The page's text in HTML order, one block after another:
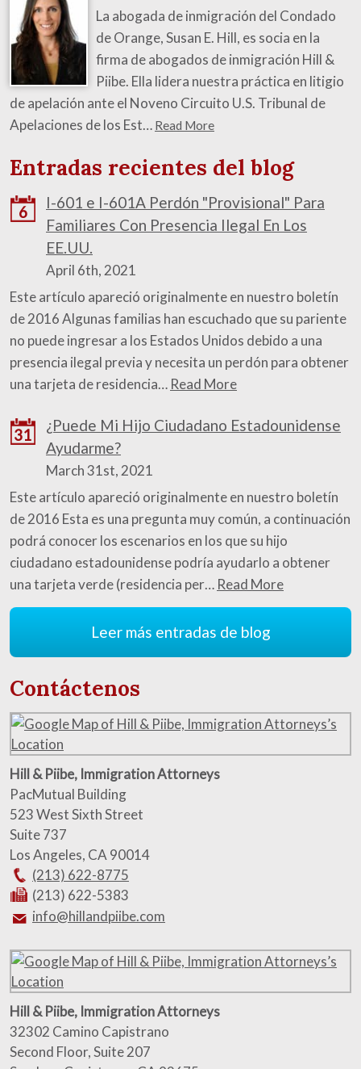
La abogada de inmigración del Condado
de Orange, Susan E. Hill, es socia en la
firma de abogados de inmigración Hill &
Piibe. Ella lidera nuestra práctica en litigio
de apelación ante el Noveno Circuito U.S. Tribunal de
Apelaciones de los Est… Read More
Entradas recientes del blog
6
I-601 e I-601A Perdón "Provisional" Para
Familiares Con Presencia Ilegal En Los
EE.UU.
April 6th, 2021
Este artículo apareció originalmente en nuestro boletín
de 2016 Algunas familias han escuchado que su pariente
no puede ingresar a los Estados Unidos debido a una
presencia ilegal previa y necesita un perdón para obtener
una tarjeta de residencia… Read More
31
¿Puede Mi Hijo Ciudadano Estadounidense
Ayudarme?
March 31st, 2021
Este artículo apareció originalmente en nuestro boletín
de 2016 Esta es una pregunta muy común, a continuación
podrá conocer los escenarios en los que su hijo
ciudadano estadounidense podría ayudarlo a obtener
una tarjeta verde (residencia per… Read More
Leer más entradas de blog
Contáctenos
Hill & Piibe, Immigration Attorneys
PacMutual Building
523 West Sixth Street
Suite 737
Los Angeles, CA 90014
(213) 622-8775
(213) 622-5383
info@hillandpiibe.com
Hill & Piibe, Immigration Attorneys
32302 Camino Capistrano
Second Floor, Suite 207